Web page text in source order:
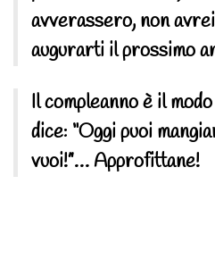
avverassero, non
augurarti il prossimo
Il compleanno è il
dice: “Oggi puoi
vuoi!”… Approfittane!